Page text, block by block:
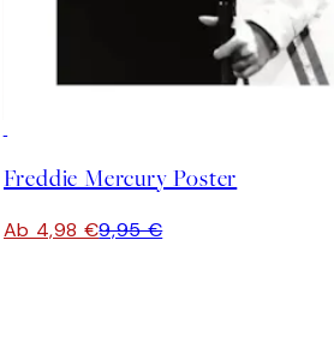
Freddie Mercury Poster
Ab 4,98 €9,95 €